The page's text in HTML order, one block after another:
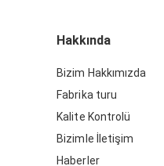
Hakkında
Bizim Hakkımızda
Fabrika turu
Kalite Kontrolü
Bizimle İletişim
Haberler